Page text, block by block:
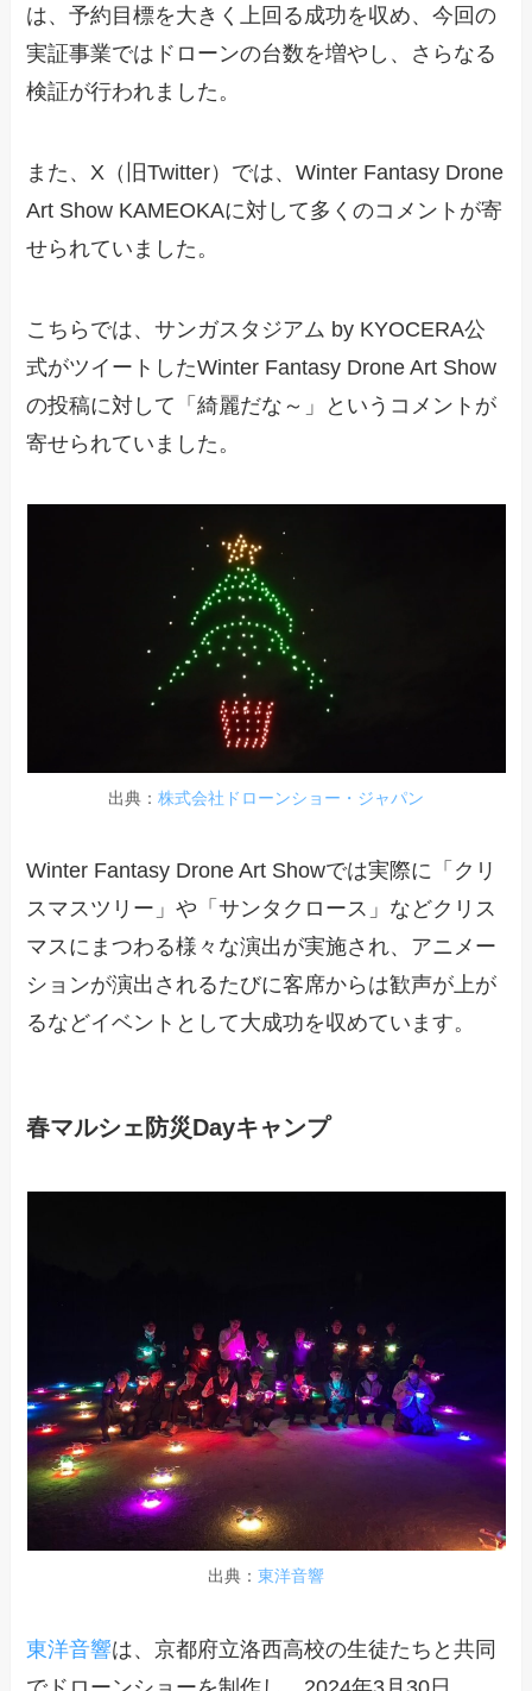
は、予約目標を大きく上回る成功を収め、今回の
実証事業ではドローンの台数を増やし、さらなる
検証が行われました。
また、X（旧Twitter）では、Winter Fantasy Drone
Art Show KAMEOKAに対して多くのコメントが寄
せられていました。
こちらでは、サンガスタジアム by KYOCERA公
式がツイートしたWinter Fantasy Drone Art Show
の投稿に対して「綺麗だな～」というコメントが
寄せられていました。
出典： 株式会社ドローンショー・ジャパン
Winter Fantasy Drone Art Showでは実際に「クリ
スマスツリー」や「サンタクロース」などクリス
マスにまつわる様々な演出が実施され、アニメー
ションが演出されるたびに客席からは歓声が上が
るなどイベントとして大成功を収めています。
春マルシェ防災Dayキャンプ
出典： 東洋音響
東洋音響は、京都府立洛西高校の生徒たちと共同